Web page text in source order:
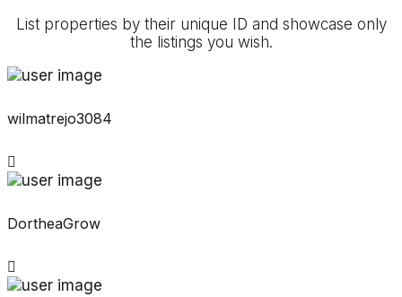
List properties by their unique ID and showcase only
the listings you wish.
wilmatrejo3084
DortheaGrow